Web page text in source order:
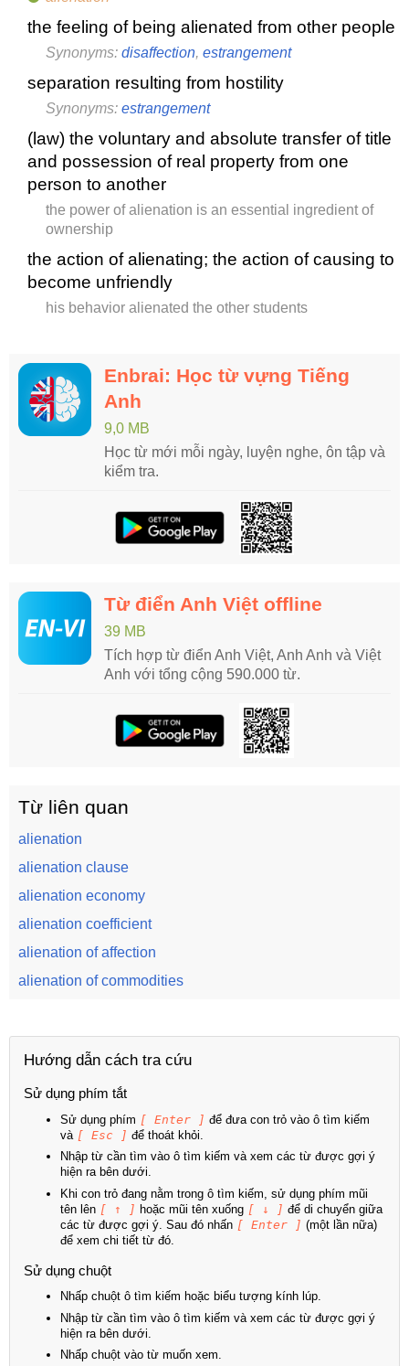
the feeling of being alienated from other people
Synonyms: disaffection, estrangement
separation resulting from hostility
Synonyms: estrangement
(law) the voluntary and absolute transfer of title
and possession of real property from one
person to another
the power of alienation is an essential ingredient of
ownership
the action of alienating; the action of causing to
become unfriendly
his behavior alienated the other students
Enbrai: Học từ vựng Tiếng
Anh
9,0 MB
Học từ mới mỗi ngày, luyện nghe, ôn tập và
kiểm tra.
Từ điển Anh Việt offline
39 MB
Tích hợp từ điển Anh Việt, Anh Anh và Việt
Anh với tổng cộng 590.000 từ.
Từ liên quan
alienation
alienation clause
alienation economy
alienation coefficient
alienation of affection
alienation of commodities
Hướng dẫn cách tra cứu
Sử dụng phím tắt
Sử dụng phím [ Enter ] để đưa con trỏ vào ô tìm kiếm
và [ Esc ] để thoát khỏi.
Nhập từ cần tìm vào ô tìm kiếm và xem các từ được gợi ý
hiện ra bên dưới.
Khi con trỏ đang nằm trong ô tìm kiếm, sử dụng phím mũi
tên lên [ ↑ ] hoặc mũi tên xuống [ ↓ ] để di chuyển giữa
các từ được gợi ý. Sau đó nhấn [ Enter ] (một lần nữa)
để xem chi tiết từ đó.
Sử dụng chuột
Nhấp chuột ô tìm kiếm hoặc biểu tượng kính lúp.
Nhập từ cần tìm vào ô tìm kiếm và xem các từ được gợi ý
hiện ra bên dưới.
Nhấp chuột vào từ muốn xem.